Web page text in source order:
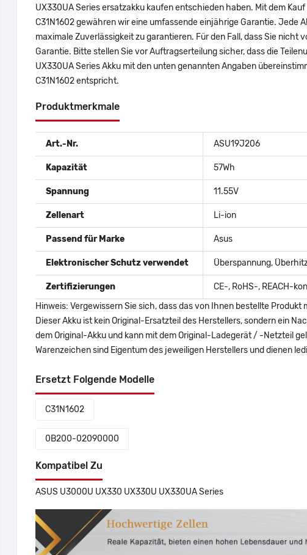
UX330UA Series ersatzakku kaufen entschieden haben. Mit dem
C31N1602 gewähren wir eine umfassende einjährige Garantie. Jede
maximale Zuverlässigkeit zu garantieren. Für den Fall, dass Sie
Garantie. Bitte stellen Sie vor Auftragserteilung sicher, dass die
UX330UA Series Akku mit den unten genannten Angaben
C31N1602 entspricht.
Produktmerkmale
Art.-Nr. ASU19J206
Kapazität 57Wh
Spannung 11.55V
Zellenart Li-ion
Passend für Marke Asus
Elektronischer Schutz verwendet Überspannung,
Zertifizierungen
CE-, RoHS-, REACH-
Hinweis: Vergewissern Sie sich, dass das von Ihnen bestellte
Dieser Akku ist kein Original-Ersatzteil des Herstellers, sondern ein
dem Original-Akku und kann mit dem Original-Ladegerät / -Netzteil
Warenzeichen sind Eigentum des jeweiligen Herstellers und dienen
Ersetzt Folgende Modelle
C31N1602
0B200-02090000
Kompatibel Zu
ASUS U3000U UX330 UX330U UX330UA Series